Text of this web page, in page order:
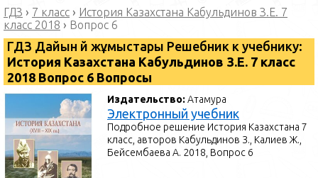
ГДЗ › 7 класс › История Казахстана Кабульдинов З.Е. 7
класс 2018 › Вопрос 6
ГДЗ Дайын үй жұмыстары Решебник к учебнику:
История Казахстана Кабульдинов З.Е. 7 класс
2018 Вопрос 6 Вопросы
Издательство:Атамура
Электронный учебник
Подробное решение История Казахстана 7
класс, авторов Кабульдинов З., Калиев Ж.,
Бейсембаева А. 2018, Вопрос 6